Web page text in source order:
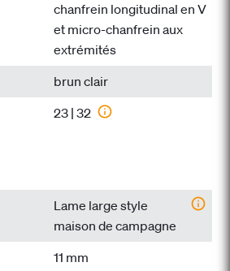
chanfrein longitudinal en V
et micro-chanfrein aux
extrémités
brun clair
23 | 32
Lame large style
maison de campagne
11 mm